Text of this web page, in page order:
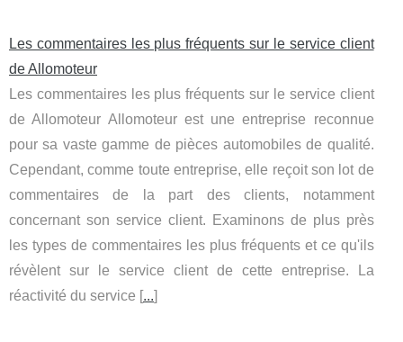
Les commentaires les plus fréquents sur le service client
de Allomoteur
Les commentaires les plus fréquents sur le service client
de Allomoteur Allomoteur est une entreprise reconnue
pour sa vaste gamme de pièces automobiles de qualité.
Cependant, comme toute entreprise, elle reçoit son lot de
commentaires de la part des clients, notamment
concernant son service client. Examinons de plus près
les types de commentaires les plus fréquents et ce qu'ils
révèlent sur le service client de cette entreprise. La
réactivité du service [...]